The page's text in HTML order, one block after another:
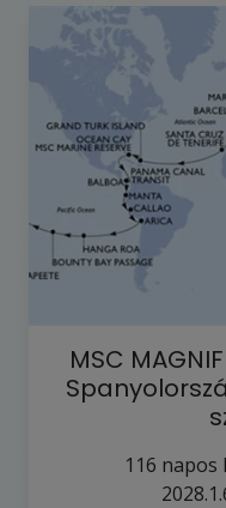
MSC
116 napos